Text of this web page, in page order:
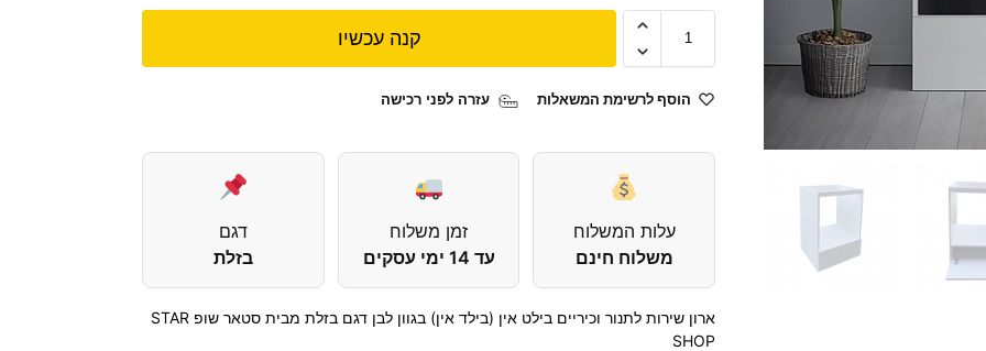
קנה עכשיו
הוסף לרשימת המשאלות עזרה לפני רכישה
עלות המשלוח
משלוח חינם
זמן משלוח
עד 14 ימי עסקים
דגם
בזלת
ארון שירות לתנור וכיריים בילט אין (בילד אין) בגוון לבן דגם בזלת מבית סטאר שופ STAR
SHOP